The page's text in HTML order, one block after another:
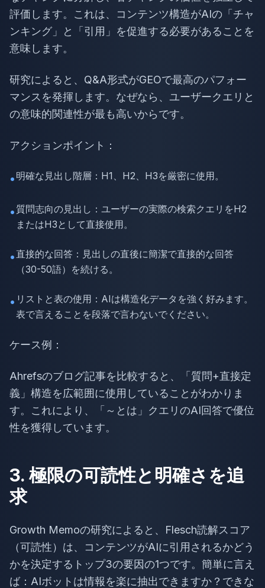
評価します。これは、コンテンツ構造がAIの「チャ
ンキング」と「引用」を促進する必要があることを
意味します。
研究によると、Q&A形式がGEOで最高のパフォー
マンスを発揮します。なぜなら、ユーザークエリと
の意味的関連性が最も高いからです。
アクションポイント：
• 明確な見出し階層：H1、H2、H3を厳密に使用。
• 質問志向の見出し：ユーザーの実際の検索クエリをH2
またはH3として直接使用。
• 直接的な回答：見出しの直後に簡潔で直接的な回答
（30-50語）を続ける。
• リストと表の使用：AIは構造化データを強く好みます。
表で言えることを段落で言わないでください。
ケース例：
Ahrefsのブログ記事を比較すると、「質問+直接定
義」構造を広範囲に使用していることがわかりま
す。これにより、「～とは」クエリのAI回答で優位
性を獲得しています。
3. 極限の可読性と明確さを追
求
Growth Memoの研究によると、Flesch読解スコア
（可読性）は、コンテンツがAIに引用されるかどう
かを決定するトップ3の要因の1つです。簡単に言え
ば：AIボットは情報を楽に抽出できますか？できな